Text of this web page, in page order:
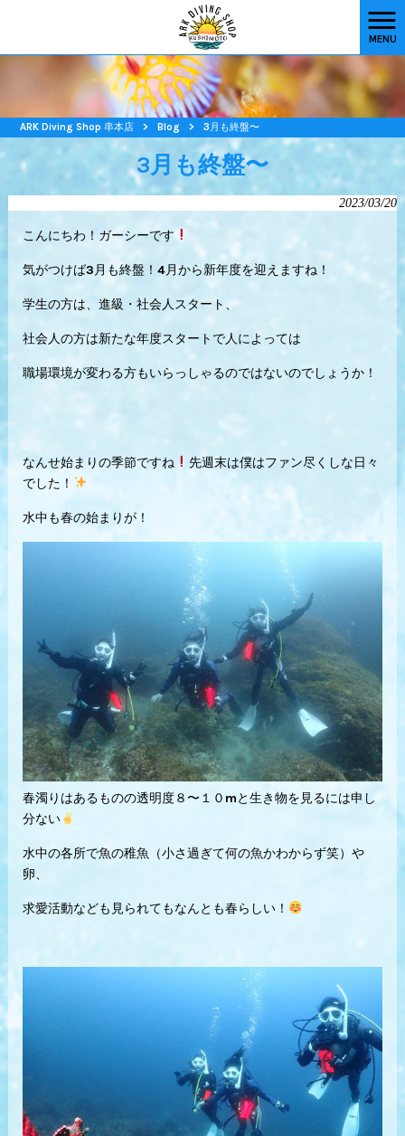
MENU
ARK Diving Shop 串本店 > Blog > 3月も終盤〜
3月も終盤〜
2023/03/20
こんにちわ！ガーシーです
気がつけば3月も終盤！4月から新年度を迎えますね！
学生の方は、進級・社会人スタート、
社会人の方は新たな年度スタートで人によっては
職場環境が変わる方もいらっしゃるのではないのでしょうか！
なんせ始まりの季節ですね
先週末は僕はファン尽くしな日々
でした！
水中も春の始まりが！
春濁りはあるものの透明度８〜１０mと生き物を見るには申し
分ない
水中の各所で魚の稚魚（小さ過ぎて何の魚かわからず笑）や
卵、
求愛活動なども見られてもなんとも春らしい！